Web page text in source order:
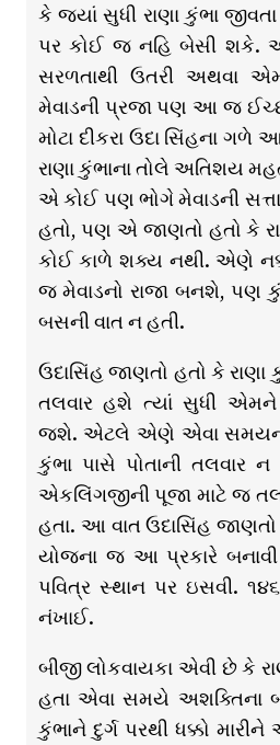
કે જ્યાં સુધી રાણા કુંભા
પર કોઈ જ નહિ બેસી શકે.
સરળતાથી ઉતરી અથવા
મેવાડની પ્રજા પણ આ જ
મોટા દીકરા ઉદા સિંહના ગળે
રાણા કુંભાના તોલે અતિશય
એ કોઈ પણ ભોગે મેવાડની
હતો, પણ એ જાણતો હતો કે
કોઈ કાળે શક્ય નથી. એણે
જ મેવાડનો રાજા બનશે, પણ
બસની વાત ન હતી.
ઉદાસિંહ જાણતો હતો કે રાણા
તલવાર હશે ત્યાં સુધી
જશે. એટલે એણે એવા સમયની
કુંભા પાસે પોતાની તલવાર
એકલિંગજીની પૂજા માટે જ
હતા. આ વાત ઉદાસિંહ
યોજના જ આ પ્રકારે બનાવી
પવિત્ર સ્થાન પર ઇસવી.
નંખાઈ.
બીજી લોકવાયકા એવી છે કે
હતા એવા સમયે અશક્તિના
કુંભાને દુર્ગ પરથી ધક્કો